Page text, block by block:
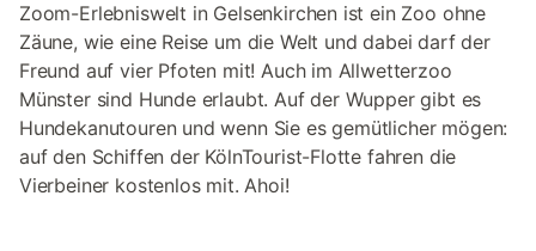
Zoom-Erlebniswelt in Gelsenkirchen ist ein Zoo ohne
Zäune, wie eine Reise um die Welt und dabei darf der
Freund auf vier Pfoten mit! Auch im Allwetterzoo
Münster sind Hunde erlaubt. Auf der Wupper gibt es
Hundekanutouren und wenn Sie es gemütlicher mögen:
auf den Schiffen der KölnTourist-Flotte fahren die
Vierbeiner kostenlos mit. Ahoi!